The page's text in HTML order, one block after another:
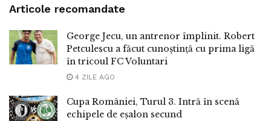
Articole recomandate
George Jecu, un antrenor împlinit. Robert
Petculescu a făcut cunoștință cu prima ligă
în tricoul FC Voluntari
4 ZILE AGO
Cupa României, Turul 3. Intră în scenă
echipele de eșalon secund